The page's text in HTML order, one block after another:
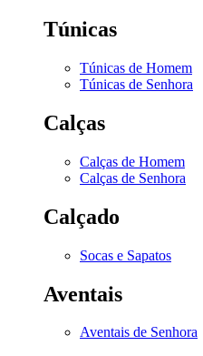
Túnicas
Túnicas de Homem
Túnicas de Senhora
Calças
Calças de Homem
Calças de Senhora
Calçado
Socas e Sapatos
Aventais
Aventais de Senhora